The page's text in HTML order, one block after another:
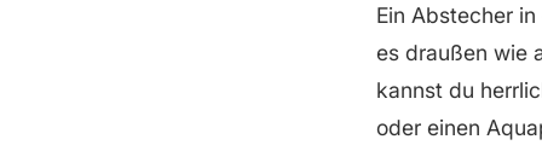
Ein Abstecher
es draußen wie
kannst du
oder einen